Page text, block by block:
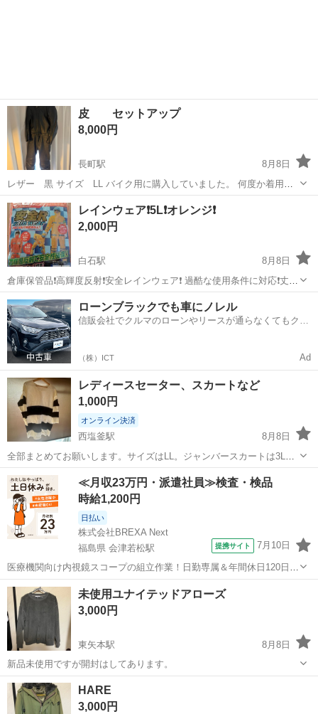
皮 セットアップ
8,000円
長町駅
8月8日
レザー 黒 サイズ LL バイク用に購入していました。 何度か着用し
ましたが、バイクの趣向が変わり出品 欲しい方ご連絡ください。
宮城 仙台市 長町駅 その他 セットアップ
レインウェア❗5L❗オレンジ❗
2,000円
白石駅
8月8日
倉庫保管品❗高輝度反射❗安全レインウェア❗ 過酷な使用条件に対応❗丈夫
❗未使用品❗ 必要な方に‼️
宮城 白石市 白石駅 その他
ローンブラックでも車にノレル
信販会社でクルマのローンやリースが通らなくてもクル
（株）ICT Ad
レディースセーター、スカートなど
1,000円
オンライン決済
西塩釜駅
8月8日
全部まとめてお願いします。サイズはLL。ジャンバースカートは3Lで
す。
宮城 塩竈市 西塩釜駅 その他
≪月収23万円・派遣社員≫検査・検品
時給1,200円
日払い
株式会社BREXA Next
福島県 会津若松駅
提携サイト 7月10日
医療機関向け内視鏡スコープの組立作業！日勤専属＆年間休日120日
★◎20代～40代の男女活躍中！送迎あり！マイカー通勤OK◎無料駐車
場あり★日払いあり◎空調完備で快適作業！《福島県会津若松市》 人
気の工場のお仕事 ◇医療機...
福島 会津若松市 会津若松駅 その他
未使用ユナイテッドアローズ
3,000円
東矢本駅
8月8日
新品未使用ですが開封はしてあります。
宮城 東松島市
HARE
3,000円